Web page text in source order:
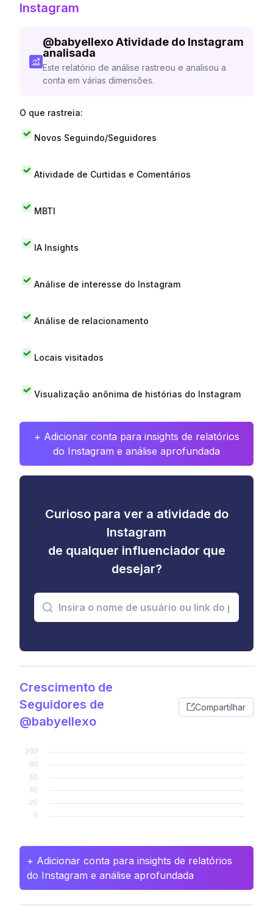
Instagram
@babyellexo Atividade do Instagram
analisada
Este relatório de análise rastreou e analisou a
conta em várias dimensões.
O que rastreia:
Novos Seguindo/Seguidores
Atividade de Curtidas e Comentários
MBTI
IA Insights
Análise de interesse do Instagram
Análise de relacionamento
Locais visitados
Visualização anônima de histórias do Instagram
+ Adicionar conta para insights de relatórios
do Instagram e análise aprofundada
Curioso para ver a atividade do
Instagram
de qualquer influenciador que
desejar?
Crescimento de
Seguidores de
@babyellexo
Compartilhar
+ Adicionar conta para insights de relatórios
do Instagram e análise aprofundada